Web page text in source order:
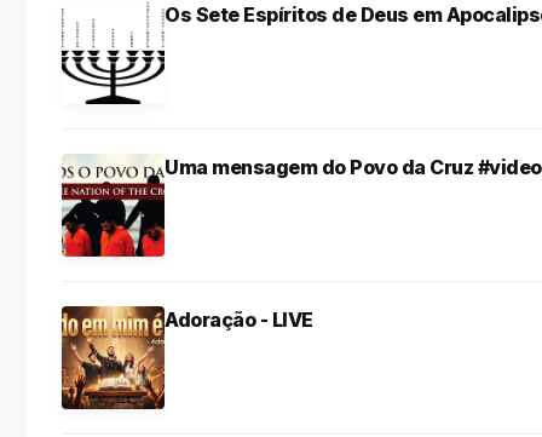
Os Sete Espíritos de Deus em
Uma mensagem do Povo da Cruz #video
Adoração - LIVE